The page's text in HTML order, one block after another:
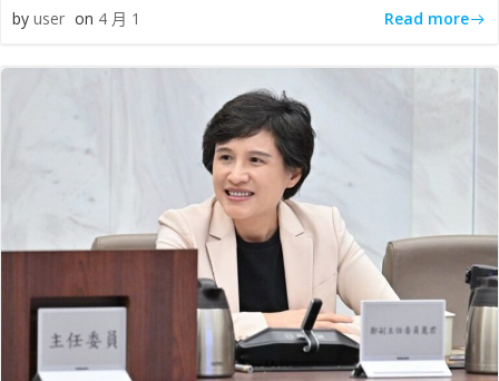
by user on 4 月 1 Read more